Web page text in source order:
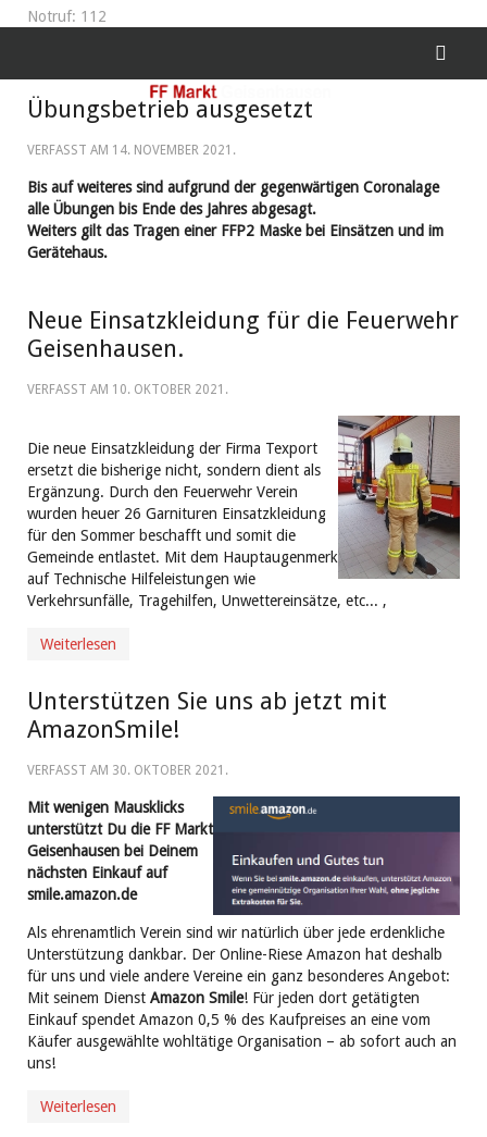
Notruf: 112
Übungsbetrieb ausgesetzt
VERFASST AM 14. NOVEMBER 2021 .
Bis auf weiteres sind aufgrund der gegenwärtigen Coronalage
alle Übungen bis Ende des Jahres abgesagt.
Weiters gilt das Tragen einer FFP2 Maske bei Einsätzen und im
Gerätehaus.
Neue Einsatzkleidung für die Feuerwehr
Geisenhausen.
VERFASST AM 10. OKTOBER 2021 .
Die neue Einsatzkleidung der Firma Texport
ersetzt die bisherige nicht, sondern dient als
Ergänzung. Durch den Feuerwehr Verein
wurden heuer 26 Garnituren Einsatzkleidung
für den Sommer beschafft und somit die
Gemeinde entlastet. Mit dem Hauptaugenmerk
auf Technische Hilfeleistungen wie
Verkehrsunfälle, Tragehilfen, Unwettereinsätze, etc... ,
Weiterlesen
Unterstützen Sie uns ab jetzt mit
AmazonSmile!
VERFASST AM 30. OKTOBER 2021 .
Mit wenigen Mausklicks
unterstützt Du die FF Markt
Geisenhausen bei Deinem
nächsten Einkauf auf
smile.amazon.de
Als ehrenamtlich Verein sind wir natürlich über jede erdenkliche
Unterstützung dankbar. Der Online-Riese Amazon hat deshalb
für uns und viele andere Vereine ein ganz besonderes Angebot:
Mit seinem Dienst Amazon Smile! Für jeden dort getätigten
Einkauf spendet Amazon 0,5 % des Kaufpreises an eine vom
Käufer ausgewählte wohltätige Organisation – ab sofort auch an
uns!
Weiterlesen